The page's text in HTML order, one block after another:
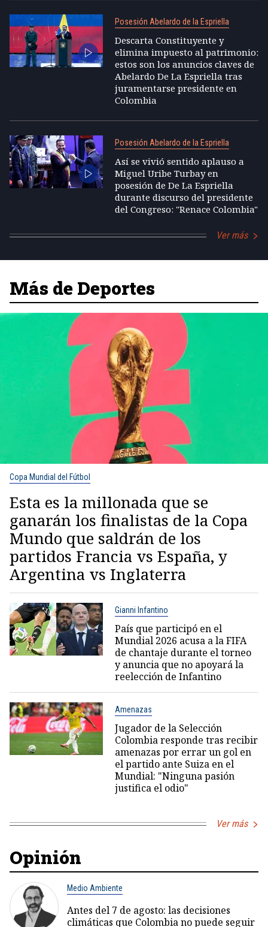
Posesión Abelardo de la Espriella
Descarta Constituyente y
elimina impuesto al patrimonio:
estos son los anuncios claves de
Abelardo De La Espriella tras
juramentarse presidente en
Colombia
Posesión Abelardo de la Espriella
Así se vivió sentido aplauso a
Miguel Uribe Turbay en
posesión de De La Espriella
durante discurso del presidente
del Congreso: "Renace Colombia"
Ver más
Más de Deportes
Copa Mundial del Fútbol
Esta es la millonada que se
ganarán los finalistas de la Copa
Mundo que saldrán de los
partidos Francia vs España, y
Argentina vs Inglaterra
Gianni Infantino
País que participó en el
Mundial 2026 acusa a la FIFA
de chantaje durante el torneo
y anuncia que no apoyará la
reelección de Infantino
Amenazas
Jugador de la Selección
Colombia responde tras recibir
amenazas por errar un gol en
el partido ante Suiza en el
Mundial: "Ninguna pasión
justifica el odio"
Ver más
Opinión
Medio Ambiente
Antes del 7 de agosto: las decisiones
climáticas que Colombia no puede seguir